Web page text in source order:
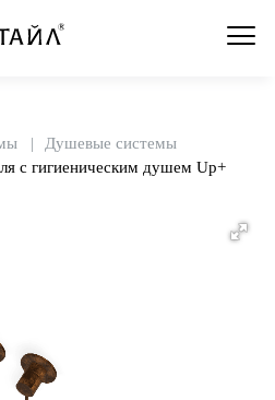
Душевые системы
с гигиеническим душем Up+